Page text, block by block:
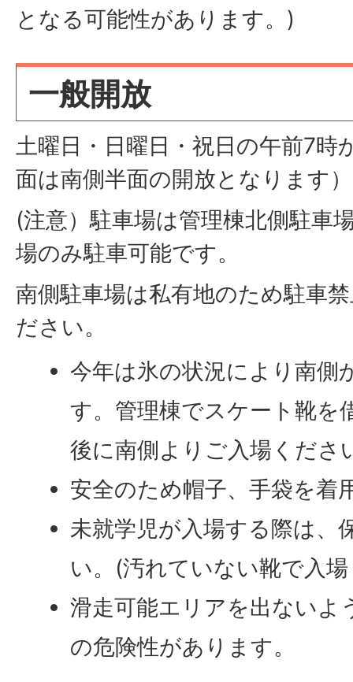
となる可能性があります。)
一般開放
土曜日・日曜日・祝日の午前7時
面は南側半面の開放となります）
(注意）駐車場は管理棟北側駐車
場のみ駐車可能です。
南側駐車場は私有地のため駐車
ださい。
今年は氷の状況により南側
す。管理棟でスケート靴を
後に南側よりご入場くださ
安全のため帽子、手袋を着
未就学児が入場する際は、
い。(汚れていない靴で入
滑走可能エリアを出ないよ
の危険性があります。